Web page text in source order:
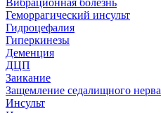
Геморрагический инсульт
Гидроцефалия
Гиперкинезы
Деменция
ДЦП
Заикание
Защемление седалищного нерва
Инсульт